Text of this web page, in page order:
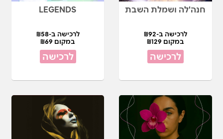
חנה'לה ושמלת השבת
לרכישה ב-₪92
במקום ₪129
לרכישה
LEGENDS
לרכישה ב-₪58
במקום ₪69
לרכישה